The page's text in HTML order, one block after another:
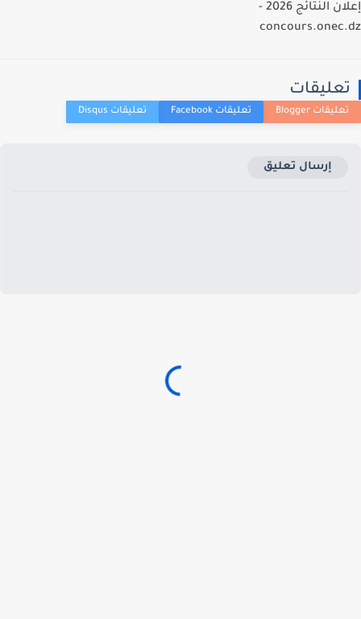
إعلان النتائج 2026 -
إرسال تعليق